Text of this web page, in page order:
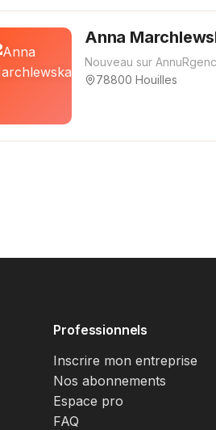
Anna
Nouveau sur
78800 Houilles
Professionnels
Inscrire mon entreprise
Nos abonnements
Espace pro
FAQ